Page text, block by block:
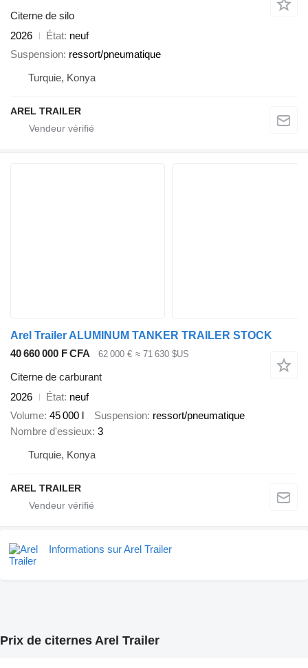
Citerne de silo
2026
État neuf
Suspension ressort/pneumatique
Turquie, Konya
AREL TRAILER
Arel Trailer ALUMINUM TANKER TRAILER STOCK
40 660 000 F CFA
62 000 € ≈ 71 630 $US
Citerne de carburant
2026
État neuf
Volume 45 000 l Suspension ressort/pneumatique
Nombre d'essieux 3
Turquie, Konya
AREL TRAILER
Informations sur Arel Trailer
Prix de citernes Arel Trailer